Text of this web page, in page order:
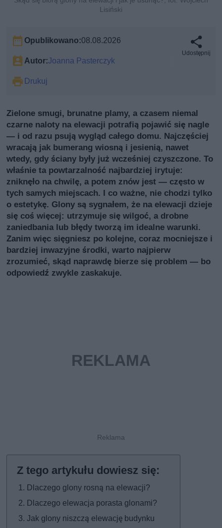
Lisiński
Opublikowano:08.08.2026
Autor:Joanna Pasterczyk
Drukuj
Udostępnij
Zielone smugi, brunatne plamy, a czasem niemal
czarne naloty na elewacji potrafią pojawić się nagle
— i od razu psują wygląd całego domu. Najczęściej
wracają jak bumerang wiosną i jesienią, nawet
wtedy, gdy ściany były już wcześniej czyszczone. To
właśnie ta powtarzalność najbardziej irytuje:
zniknęło na chwilę, a potem znów jest — często w
tych samych miejscach. I co ważne, nie chodzi tylko
o estetykę. Glony są sygnałem, że na elewacji dzieje
się coś więcej: utrzymuje się wilgoć, a drobne
zaniedbania lub błędy tworzą im idealne warunki.
Zanim więc sięgniesz po kolejne, coraz mocniejsze i
bardziej inwazyjne środki, warto najpierw
zrozumieć, skąd naprawdę bierze się problem — bo
odpowiedź zwykle zaskakuje.
Dlaczego glony rosną na elewacji?
Dlaczego elewacja porasta glonami?
Jak glony niszczą elewację budynku